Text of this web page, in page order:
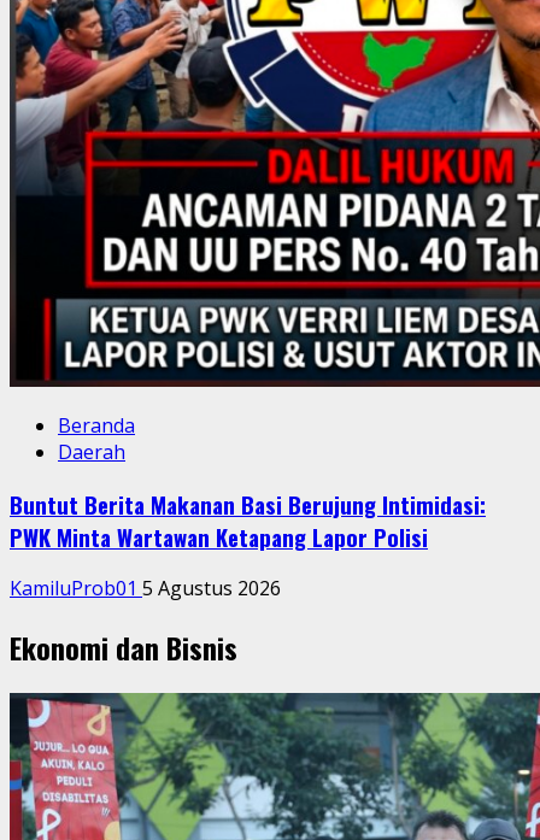
Beranda
Daerah
Buntut Berita Makanan Basi Berujung Intimidasi:
PWK Minta Wartawan Ketapang Lapor Polisi
KamiluProb01 5 Agustus 2026
Ekonomi dan Bisnis